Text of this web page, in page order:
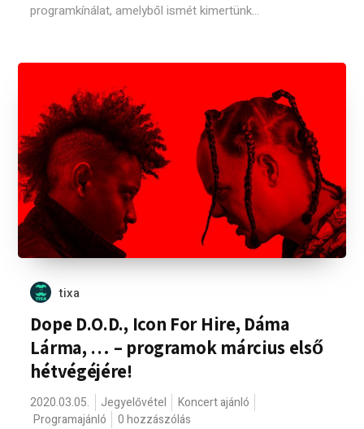
programkínálat, amelyből ismét kimertünk...
tixa
Dope D.O.D., Icon For Hire, Dáma
Lárma, … – programok március első
hétvégéjére!
2020.03.05. Jegyelővétel
Koncert ajánló
Programajánló
0 hozzászólás